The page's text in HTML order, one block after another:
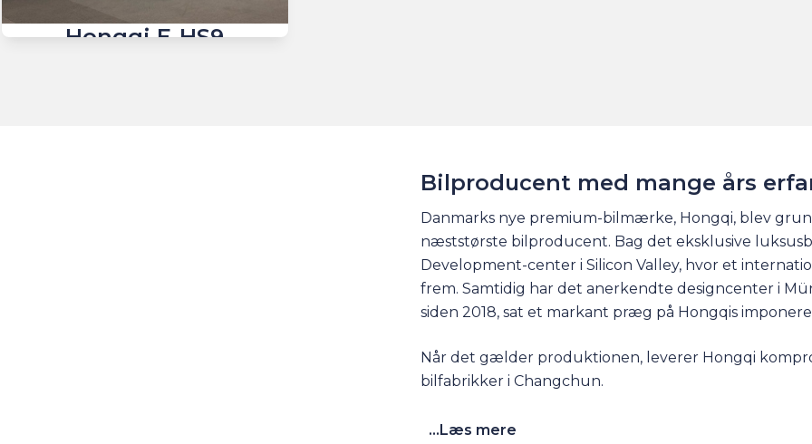
Hongqi E-HS9
Bilproducent med mange års
Danmarks nye premium-bilmærke, Hongqi, blev
næststørste bilproducent. Bag det eksklusive
Development-center i Silicon Valley, hvor et
frem. Samtidig har det anerkendte designcenter i
siden 2018, sat et markant præg på Hongqis
Når det gælder produktionen, leverer Hongqi
bilfabrikker i Changchun.
...Læs mere